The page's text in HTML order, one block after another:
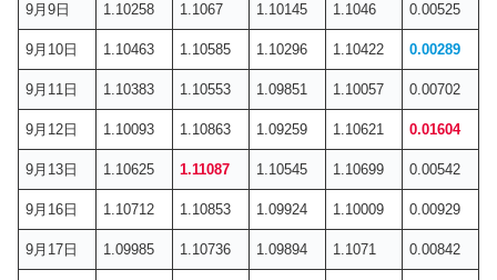
9月9日 1.10258 1.1067 1.10145 1.1046 0.00525
9月10日 1.10463 1.10585 1.10296 1.10422 0.00289
9月11日 1.10383 1.10553 1.09851 1.10057 0.00702
9月12日 1.10093 1.10863 1.09259 1.10621 0.01604
9月13日 1.10625 1.11087 1.10545 1.10699 0.00542
9月16日 1.10712 1.10853 1.09924 1.10009 0.00929
9月17日 1.09985 1.10736 1.09894 1.1071 0.00842